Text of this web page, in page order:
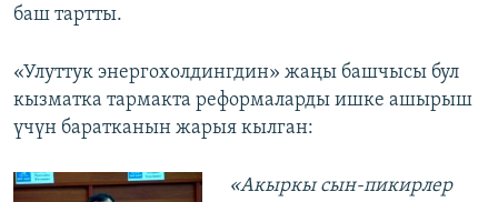
баш тартты.
«Улуттук энергохолдингдин» жаңы башчысы бул
кызматка тармакта реформаларды ишке ашырыш
үчүн баратканын жарыя кылган:
«Акыркы сын-пикирлер